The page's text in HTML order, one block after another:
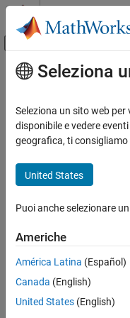
Vai al contenuto
Attiva/
Pagina iniziale della
Categoria
Script
Funzioni
Classi
Elaborazione in background e
Sicurezza nel codice MATLAB
Valutazione avanzata e
Contenuto principale
Valutazione
delle
Valutare espressioni,
espressioni e acquisire
Qualsiasi codice
eccezioni predefinite o
Funzioni
Seleziona
Seleziona un sito web
disponibile e vedere
geografica, ti consigliamo
United States
Puoi anche selezionare
Americhe
América Latina (Español)
Canada (English)
United States (English)